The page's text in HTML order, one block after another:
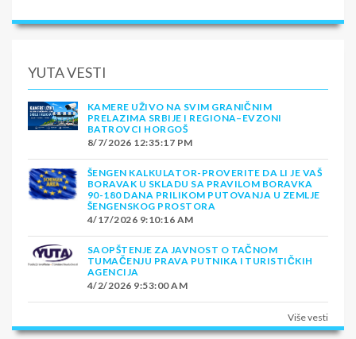
YUTA VESTI
KAMERE UŽIVO NA SVIM GRANIČNIM
PRELAZIMA SRBIJE I REGIONA–EVZONI
BATROVCI HORGOŠ
8/7/2026 12:35:17 PM
ŠENGEN KALKULATOR-PROVERITE DA LI JE VAŠ
BORAVAK U SKLADU SA PRAVILOM BORAVKA
90-180 DANA PRILIKOM PUTOVANJA U ZEMLJE
ŠENGENSKOG PROSTORA
4/17/2026 9:10:16 AM
SAOPŠTENJE ZA JAVNOST O TAČNOM
TUMAČENJU PRAVA PUTNIKA I TURISTIČKIH
AGENCIJA
4/2/2026 9:53:00 AM
Više vesti